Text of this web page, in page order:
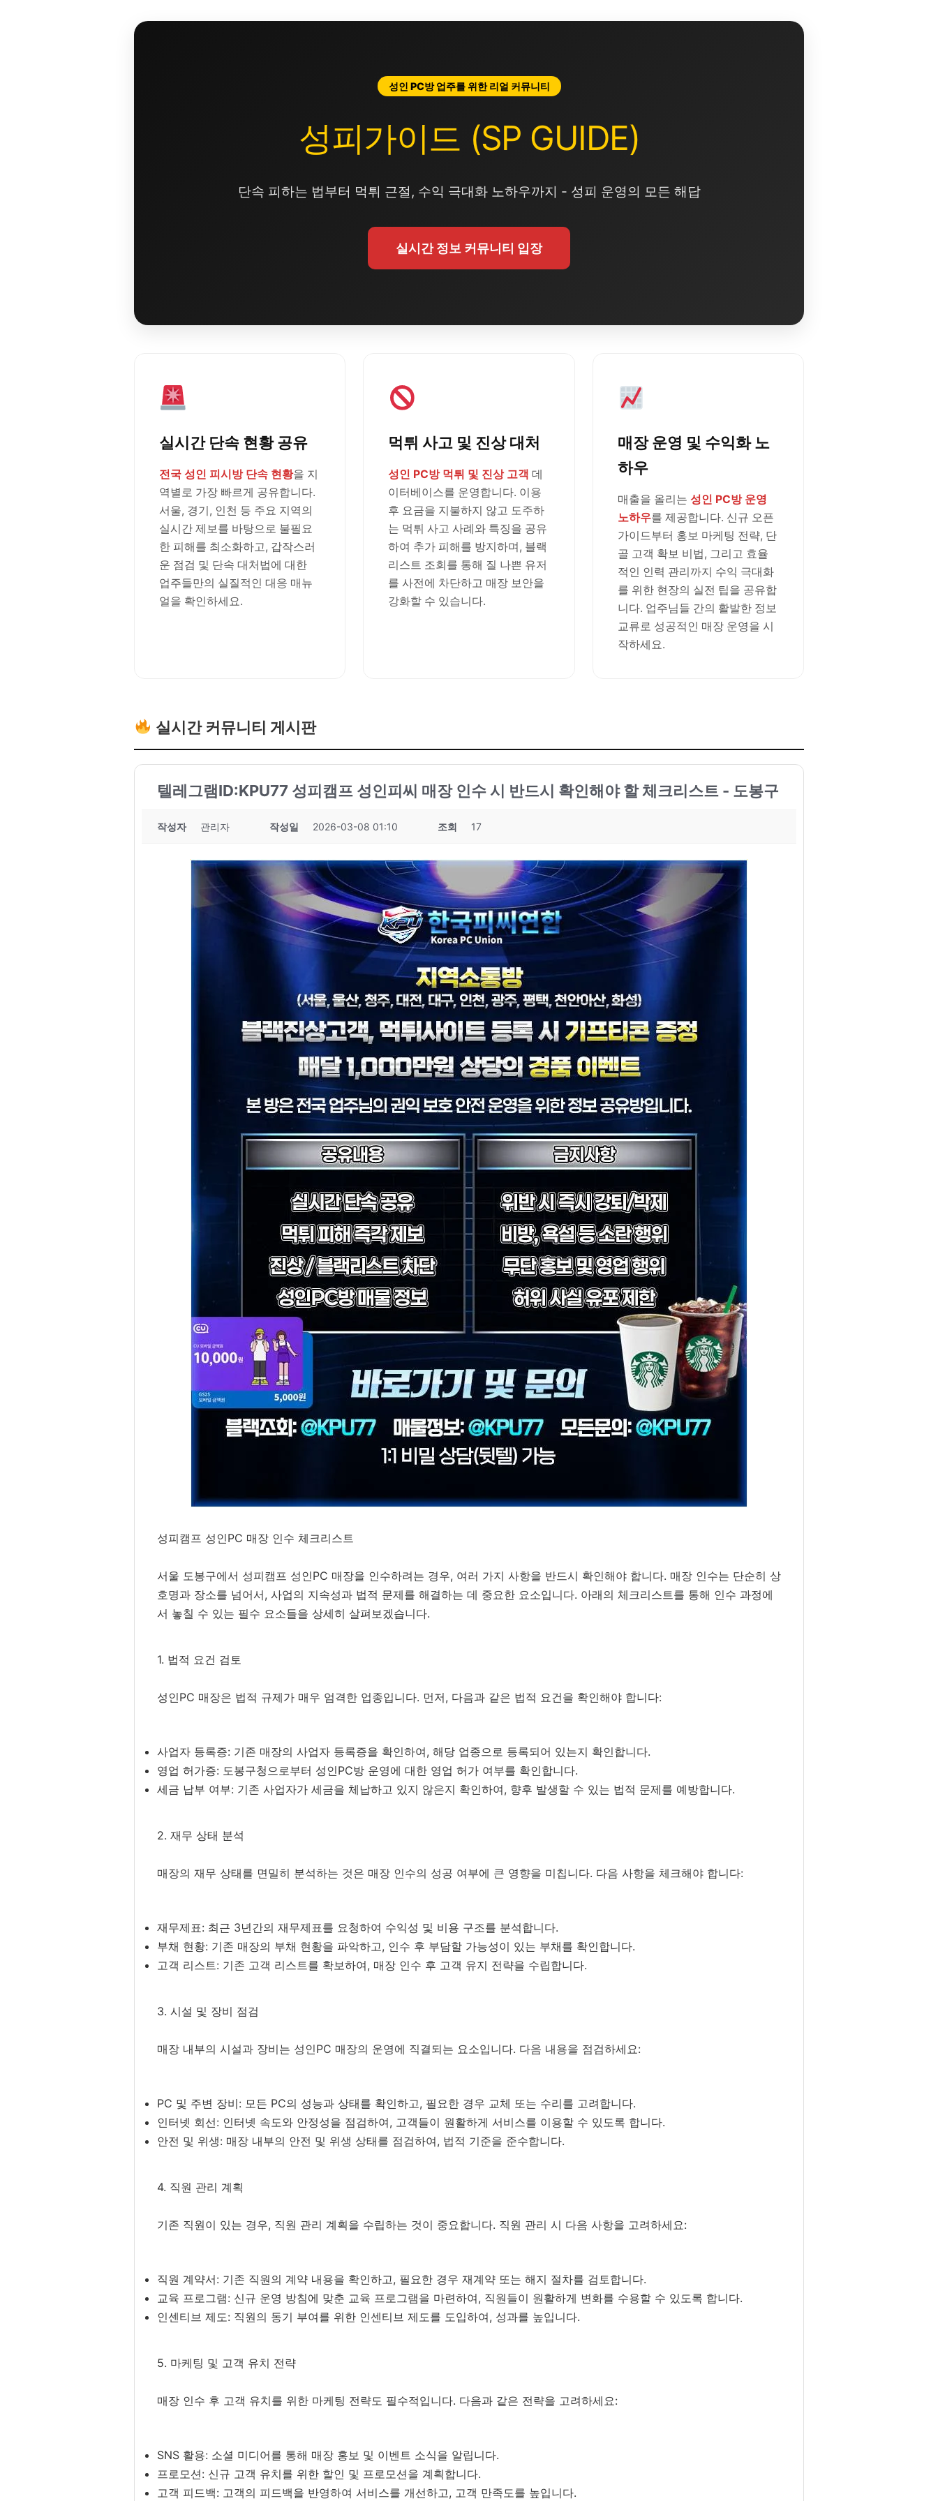
성인 PC방 업주를 위한 리얼 커뮤니티
성피가이드 (SP GUIDE)
단속 피하는 법부터 먹튀 근절, 수익 극대화 노하우까지 - 성피 운영의 모든 해답
실시간 정보 커뮤니티 입장
실시간 단속 현황 공유
전국 성인 피시방 단속 현황을 지
역별로 가장 빠르게 공유합니다.
서울, 경기, 인천 등 주요 지역의
실시간 제보를 바탕으로 불필요
한 피해를 최소화하고, 갑작스러
운 점검 및 단속 대처법에 대한
업주들만의 실질적인 대응 매뉴
얼을 확인하세요.
먹튀 사고 및 진상 대처
성인 PC방 먹튀 및 진상 고객 데
이터베이스를 운영합니다. 이용
후 요금을 지불하지 않고 도주하
는 먹튀 사고 사례와 특징을 공유
하여 추가 피해를 방지하며, 블랙
리스트 조회를 통해 질 나쁜 유저
를 사전에 차단하고 매장 보안을
강화할 수 있습니다.
매장 운영 및 수익화 노
하우
매출을 올리는 성인 PC방 운영
노하우를 제공합니다. 신규 오픈
가이드부터 홍보 마케팅 전략, 단
골 고객 확보 비법, 그리고 효율
적인 인력 관리까지 수익 극대화
를 위한 현장의 실전 팁을 공유합
니다. 업주님들 간의 활발한 정보
교류로 성공적인 매장 운영을 시
작하세요.
실시간 커뮤니티 게시판
텔레그램ID:KPU77 성피캠프 성인피씨 매장 인수 시 반드시 확인해야 할 체크리스트 - 도봉구
작성자 관리자 작성일 2026-03-08 01:10 조회 17
성피캠프 성인PC 매장 인수 체크리스트
서울 도봉구에서 성피캠프 성인PC 매장을 인수하려는 경우, 여러 가지 사항을 반드시 확인해야 합니다. 매장 인수는 단순히 상
호명과 장소를 넘어서, 사업의 지속성과 법적 문제를 해결하는 데 중요한 요소입니다. 아래의 체크리스트를 통해 인수 과정에
서 놓칠 수 있는 필수 요소들을 상세히 살펴보겠습니다.
1. 법적 요건 검토
성인PC 매장은 법적 규제가 매우 엄격한 업종입니다. 먼저, 다음과 같은 법적 요건을 확인해야 합니다:
사업자 등록증: 기존 매장의 사업자 등록증을 확인하여, 해당 업종으로 등록되어 있는지 확인합니다.
영업 허가증: 도봉구청으로부터 성인PC방 운영에 대한 영업 허가 여부를 확인합니다.
세금 납부 여부: 기존 사업자가 세금을 체납하고 있지 않은지 확인하여, 향후 발생할 수 있는 법적 문제를 예방합니다.
2. 재무 상태 분석
매장의 재무 상태를 면밀히 분석하는 것은 매장 인수의 성공 여부에 큰 영향을 미칩니다. 다음 사항을 체크해야 합니다:
재무제표: 최근 3년간의 재무제표를 요청하여 수익성 및 비용 구조를 분석합니다.
부채 현황: 기존 매장의 부채 현황을 파악하고, 인수 후 부담할 가능성이 있는 부채를 확인합니다.
고객 리스트: 기존 고객 리스트를 확보하여, 매장 인수 후 고객 유지 전략을 수립합니다.
3. 시설 및 장비 점검
매장 내부의 시설과 장비는 성인PC 매장의 운영에 직결되는 요소입니다. 다음 내용을 점검하세요:
PC 및 주변 장비: 모든 PC의 성능과 상태를 확인하고, 필요한 경우 교체 또는 수리를 고려합니다.
인터넷 회선: 인터넷 속도와 안정성을 점검하여, 고객들이 원활하게 서비스를 이용할 수 있도록 합니다.
안전 및 위생: 매장 내부의 안전 및 위생 상태를 점검하여, 법적 기준을 준수합니다.
4. 직원 관리 계획
기존 직원이 있는 경우, 직원 관리 계획을 수립하는 것이 중요합니다. 직원 관리 시 다음 사항을 고려하세요:
직원 계약서: 기존 직원의 계약 내용을 확인하고, 필요한 경우 재계약 또는 해지 절차를 검토합니다.
교육 프로그램: 신규 운영 방침에 맞춘 교육 프로그램을 마련하여, 직원들이 원활하게 변화를 수용할 수 있도록 합니다.
인센티브 제도: 직원의 동기 부여를 위한 인센티브 제도를 도입하여, 성과를 높입니다.
5. 마케팅 및 고객 유치 전략
매장 인수 후 고객 유치를 위한 마케팅 전략도 필수적입니다. 다음과 같은 전략을 고려하세요:
SNS 활용: 소셜 미디어를 통해 매장 홍보 및 이벤트 소식을 알립니다.
프로모션: 신규 고객 유치를 위한 할인 및 프로모션을 계획합니다.
고객 피드백: 고객의 피드백을 반영하여 서비스를 개선하고, 고객 만족도를 높입니다.